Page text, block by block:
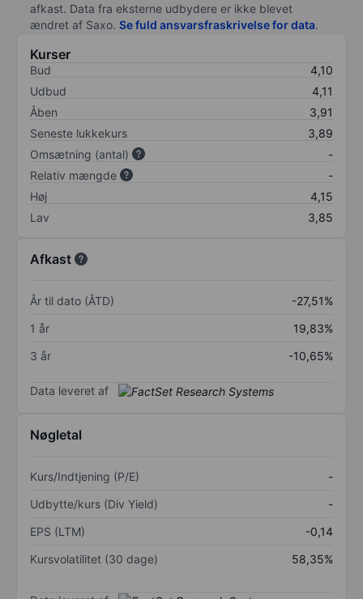
afkast. Data fra eksterne udbydere er ikke blevet
ændret af Saxo. Se fuld ansvarsfraskrivelse for data.
Kurser
Bud
4,10
Udbud
4,11
Åben
3,91
Seneste lukkekurs
3,89
Omsætning (antal)
-
Relativ mængde
-
Høj
4,15
Lav
3,85
Afkast
År til dato (ÅTD)
-27,51%
1 år
19,83%
3 år
-10,65%
Data leveret af
Nøgletal
Kurs/Indtjening (P/E)
-
Udbytte/kurs (Div Yield)
-
EPS (LTM)
-0,14
Kursvolatilitet (30 dage)
58,35%